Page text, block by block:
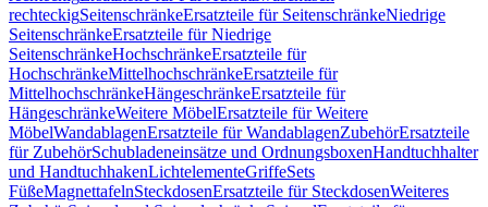
rechteckigSeitenschränkeErsatzteile für SeitenschränkeNiedrige
SeitenschränkeErsatzteile für Niedrige
SeitenschränkeHochschränkeErsatzteile für
HochschränkeMittelhochschränkeErsatzteile für
MittelhochschränkeHängeschränkeErsatzteile für
HängeschränkeWeitere MöbelErsatzteile für Weitere
MöbelWandablagenErsatzteile für WandablagenZubehörErsatzteile
für ZubehörSchubladeneinsätze und OrdnungsboxenHandtuchhalter
und HandtuchhakenLichtelementeGriffeSets
FüßeMagnettafelnSteckdosenErsatzteile für SteckdosenWeiteres